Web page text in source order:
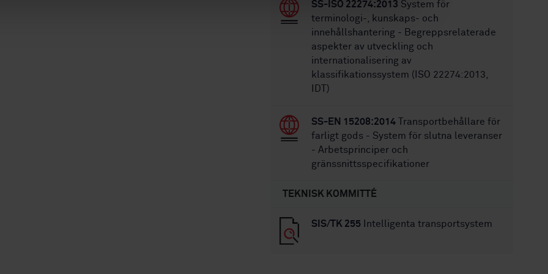
SS-ISO 22274:2013 System för
terminologi-, kunskaps- och
innehållshantering - Begreppsrelaterade
aspekter av utveckling och
internationalisering av
klassifikationssystem (ISO 22274:2013,
IDT)
SS-EN 15208:2014 Transportbehållare för
farligt gods - System för slutna leveranser
- Arbetsprinciper och
gränssnittsspecifikationer
TEKNISK KOMMITTÉ
SIS/TK 255 Intelligenta transportsystem